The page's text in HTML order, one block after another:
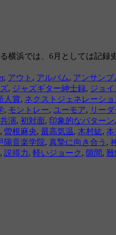
横浜では、6月としては記録
, アウト , アルバム, アンサンブ
, ジャズギター紳士録, ジョ
人賞, ネクストジェネレーシ
, モントレー, ユーモア, リー
演, 初対面, 印象的なパターン,
, 曽根麻央, 最高気温, 木村紘, 本
陽音楽学院, 真摯に向き合う ,
, 説得力, 軽いジョーク , 隙間, 難